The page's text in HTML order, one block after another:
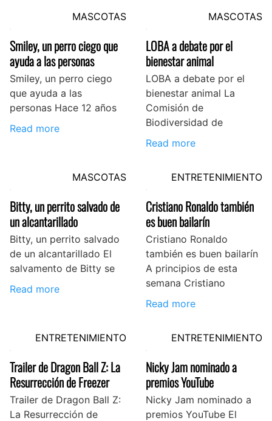
MASCOTAS
Smiley, un perro ciego que
ayuda a las personas
Smiley, un perro ciego
que ayuda a las
personas Hace 12 años
Read more
MASCOTAS
LOBA a debate por el
bienestar animal
LOBA a debate por el
bienestar animal La
Comisión de
Biodiversidad de
Read more
MASCOTAS
Bitty, un perrito salvado de
un alcantarillado
Bitty, un perrito salvado
de un alcantarillado El
salvamento de Bitty se
Read more
ENTRETENIMIENTO
Cristiano Ronaldo también
es buen bailarín
Cristiano Ronaldo
también es buen bailarín
A principios de esta
semana Cristiano
Read more
ENTRETENIMIENTO
Trailer de Dragon Ball Z: La
Resurrección de Freezer
Trailer de Dragon Ball Z:
La Resurrección de
ENTRETENIMIENTO
Nicky Jam nominado a
premios YouTube
Nicky Jam nominado a
premios YouTube El